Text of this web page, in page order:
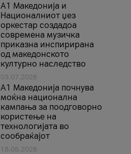
А1 Македонија и
Националниот џез
оркестар создадоа
современа музичка
приказна инспирирана
од македонското
културно наследство
03.07.2026
A1 Македонија почнува
моќна национална
кампања за поодговорно
користење на
технологијата во
сообраќајот
18.05.2026